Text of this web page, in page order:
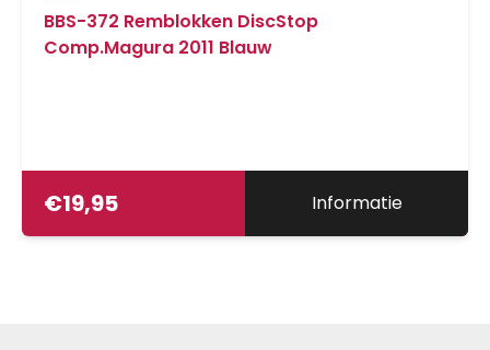
BBS-372 Remblokken DiscStop
Comp.Magura 2011 Blauw
€19,95 Informatie